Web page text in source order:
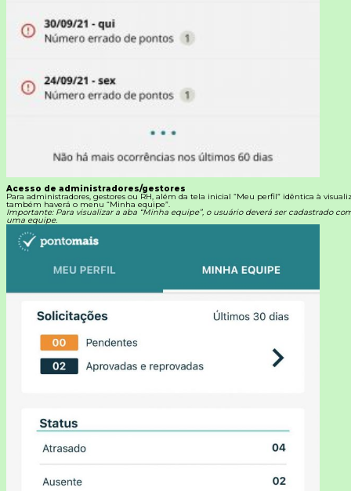
Acesso de administradores/gestores
Para administradores, gestores ou RH, além da tela inicial “Meu perfil” idêntica à
também haverá o menu “Minha equipe”.
Importante: Para visualizar a aba “Minha equipe”, o usuário deverá ser cadastrado
uma equipe.